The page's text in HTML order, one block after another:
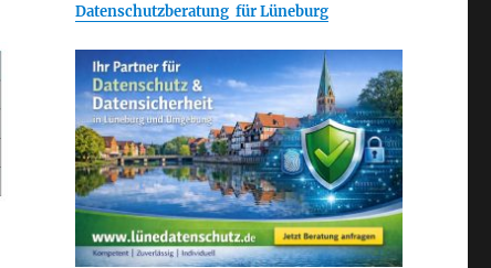
Datenschutzberatung für Lüneburg